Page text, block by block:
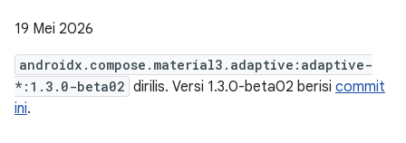
19 Mei 2026
androidx.compose.material3.adaptive:adaptive-
*:1.3.0-beta02 dirilis. Versi 1.3.0-beta02 berisi commit
ini.